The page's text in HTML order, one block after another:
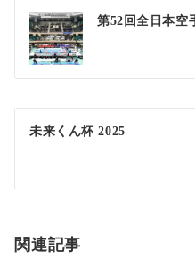
投
稿
ナ
ビ
ゲ
シ
ン
第52回全日本空
未来くん杯 2025
関連記事